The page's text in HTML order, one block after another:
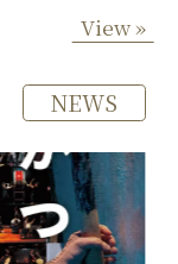
View »
NEWS